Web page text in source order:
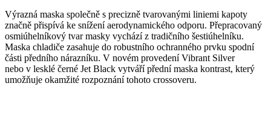
Výrazná maska společně s precizně tvarovanými liniemi kapoty
značně přispívá ke snížení aerodynamického odporu. Přepracovaný
osmiúhelníkový tvar masky vychází z tradičního šestiúhelníku.
Maska chladiče zasahuje do robustního ochranného prvku spodní
části předního nárazníku. V novém provedení Vibrant Silver
nebo v lesklé černé Jet Black vytváří přední maska kontrast, který
umožňuje okamžité rozpoznání tohoto crossoveru.